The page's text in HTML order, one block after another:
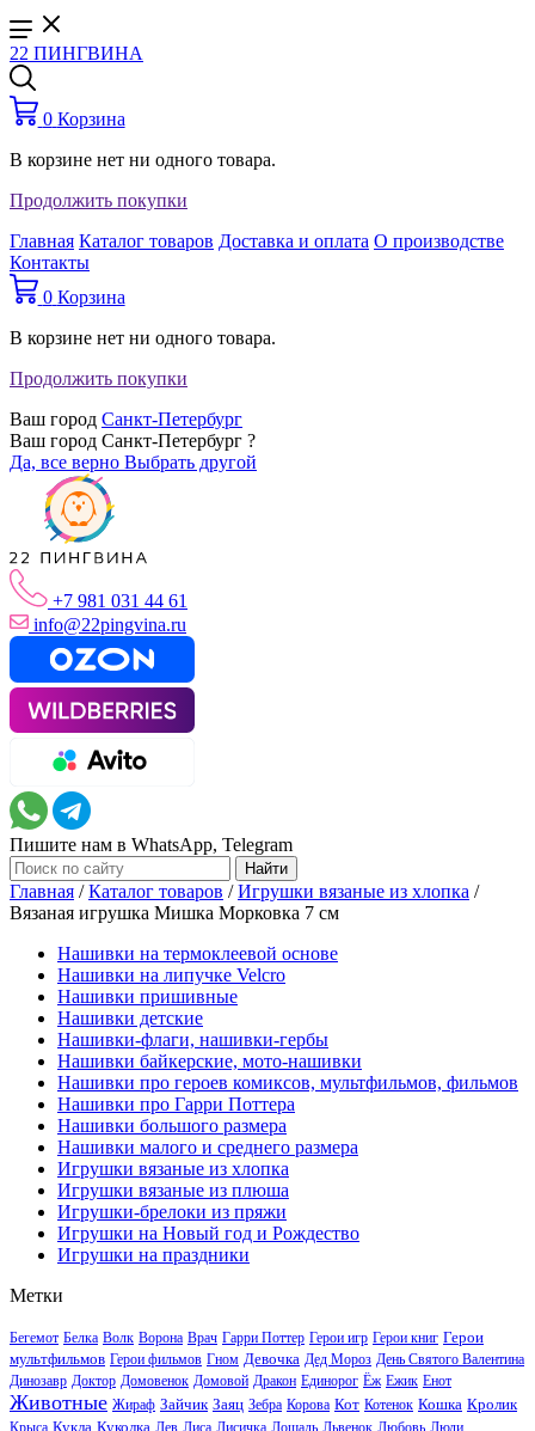
22 ПИНГВИНА
0 Корзина
В корзине нет ни одного товара.
Продолжить покупки
Главная Каталог товаров Доставка и оплата О производстве
Контакты
0 Корзина
В корзине нет ни одного товара.
Продолжить покупки
Ваш город Санкт-Петербург
Ваш город Санкт-Петербург ?
Да, все верно Выбрать другой
+7 981 031 44 61
info@22pingvina.ru
Пишите нам в WhatsApp, Telegram
Главная /Каталог товаров /Игрушки вязаные из хлопка /
Вязаная игрушка Мишка Морковка 7 см
Нашивки на термоклеевой основе
Нашивки на липучке Velcro
Нашивки пришивные
Нашивки детские
Нашивки-флаги, нашивки-гербы
Нашивки байкерские, мото-нашивки
Нашивки про героев комиксов, мультфильмов, фильмов
Нашивки про Гарри Поттера
Нашивки большого размера
Нашивки малого и среднего размера
Игрушки вязаные из хлопка
Игрушки вязаные из плюша
Игрушки-брелоки из пряжи
Игрушки на Новый год и Рождество
Игрушки на праздники
Метки
Бегемот Белка Волк Ворона Врач Гарри Поттер Герои игр Герои книг Герои
мультфильмов Герои фильмов Гном Девочка Дед Мороз День Святого Валентина
Динозавр Доктор Домовенок Домовой Дракон Единорог Ёж Ежик Енот
Животные Жираф Зайчик Заяц Зебра Корова Кот Котенок Кошка Кролик
Крыса Кукла Куколка Лев Лиса Лисичка Лошадь Львенок Любовь Люди